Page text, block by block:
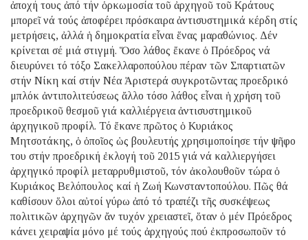
ἀποχή τους ἀπό τήν ὁρκωμοσία τοῦ ἀρχηγοῦ τοῦ Κράτους
μπορεῖ νά τούς ἀποφέρει πρόσκαιρα ἀντισυστημικά κέρδη στίς
μετρήσεις, ἀλλά ἡ δημοκρατία εἶναι ἕνας μαραθώνιος. Δέν
κρίνεται σέ μιά στιγμή. Ὅσο λάθος ἔκανε ὁ Πρόεδρος νά
διευρύνει τό τόξο Σακελλαροπούλου πέραν τῶν Σπαρτιατῶν
στήν Νίκη καί στήν Νέα Ἀριστερά συγκροτῶντας προεδρικό
μπλόκ ἀντιπολιτεύσεως ἄλλο τόσο λάθος εἶναι ἡ χρήση τοῦ
προεδρικοῦ θεσμοῦ γιά καλλιέργεια ἀντισυστημικοῦ
ἀρχηγικοῦ προφίλ. Τό ἔκανε πρῶτος ὁ Κυριάκος
Μητσοτάκης, ὁ ὁποῖος ὡς βουλευτής χρησιμοποίησε τήν ψῆφο
του στήν προεδρική ἐκλογή τοῦ 2015 γιά νά καλλιεργήσει
ἀρχηγικό προφίλ μεταρρυθμιστοῦ, τόν ἀκολουθοῦν τώρα ὁ
Κυριάκος Βελόπουλος καί ἡ Ζωή Κωνσταντοπούλου. Πῶς θά
καθίσουν ὅλοι αὐτοί γύρω ἀπό τό τραπέζι τῆς συσκέψεως
πολιτικῶν ἀρχηγῶν ἄν τυχόν χρειαστεῖ, ὅταν ὁ μέν Πρόεδρος
κάνει χειραψία μόνο μέ τούς ἀρχηγούς πού ἐκπροσωποῦν τό